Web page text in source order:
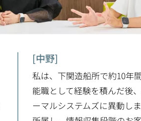
[中野]
私は、下関造船所で約10年
能職として経験を積んだ後
ーマルシステムズに異動し